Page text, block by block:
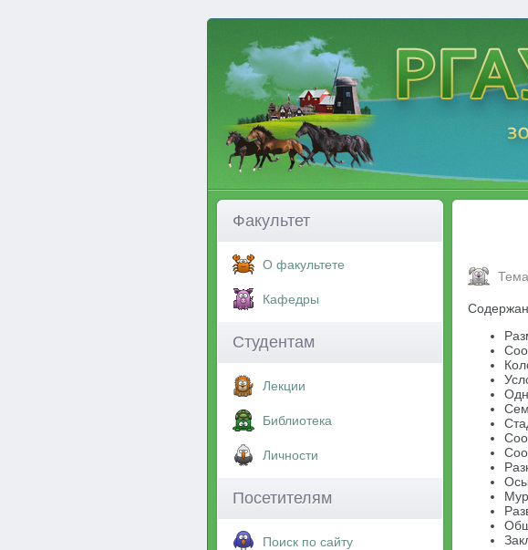
Факультет
О факультете
Кафедры
Студентам
Лекции
Библиотека
Личности
Посетителям
Поиск по сайту